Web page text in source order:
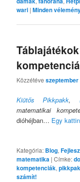
wari |Minden
Közzétéveszeptember
Kiütős Pikkpakk,
matematikai
dióhéjban… Egy
Kategória: Blog,
matematika |Címke:
kompetenciák,
számít!